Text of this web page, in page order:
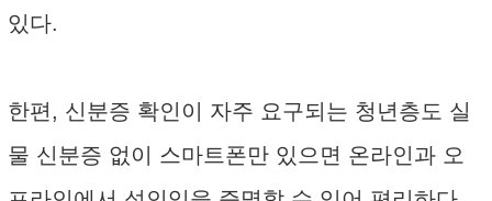
있다.
한편, 신분증 확인이 자주 요구되는 청년층도 실
물 신분증 없이 스마트폰만 있으면 온라인과 오